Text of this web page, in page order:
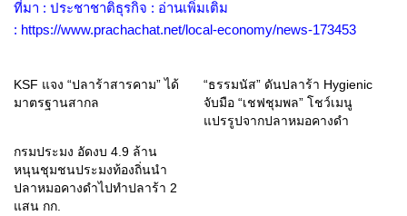
ที่มา : ประชาชาติธุรกิจ : อ่านเพิ่มเติม
: https://www.prachachat.net/local-economy/news-173453
KSF แจง “ปลาร้าสารคาม” ได้
มาตรฐานสากล
“ธรรมนัส” ดันปลาร้า Hygienic
จับมือ “เชฟชุมพล” โชว์เมนู
แปรรูปจากปลาหมอคางดำ
กรมประมง อัดงบ 4.9 ล้าน
หนุนชุมชนประมงท้องถิ่นนำ
ปลาหมอคางดำไปทำปลาร้า 2
แสน กก.